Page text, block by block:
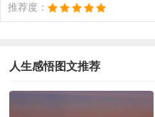
推荐度：
人生感悟图文推荐